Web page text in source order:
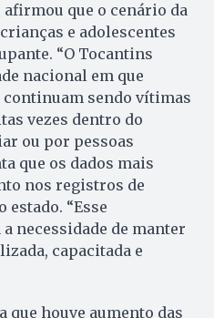
que o cenário da
e adolescentes
“O Tocantins
nacional em que
continuam sendo vítimas
vezes dentro do
ou por pessoas
que os dados mais
nos registros de
“Esse
necessidade de manter
capacitada e
que houve aumento das